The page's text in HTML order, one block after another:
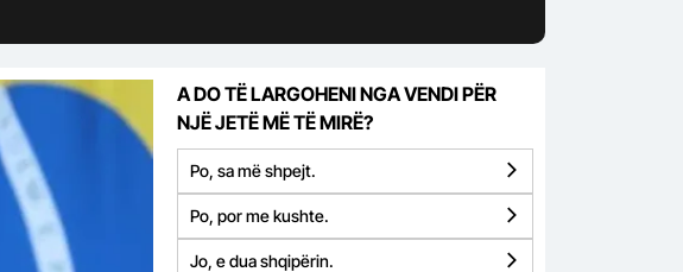
A DO TË LARGOHENI NGA VENDI PËR
NJË JETË MË TË MIRË?
Po, sa më shpejt.
Po, por me kushte.
Jo, e dua shqipërin.